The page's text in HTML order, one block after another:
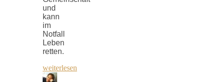
und
kann
im
Notfall
Leben
retten.
weiterlesen